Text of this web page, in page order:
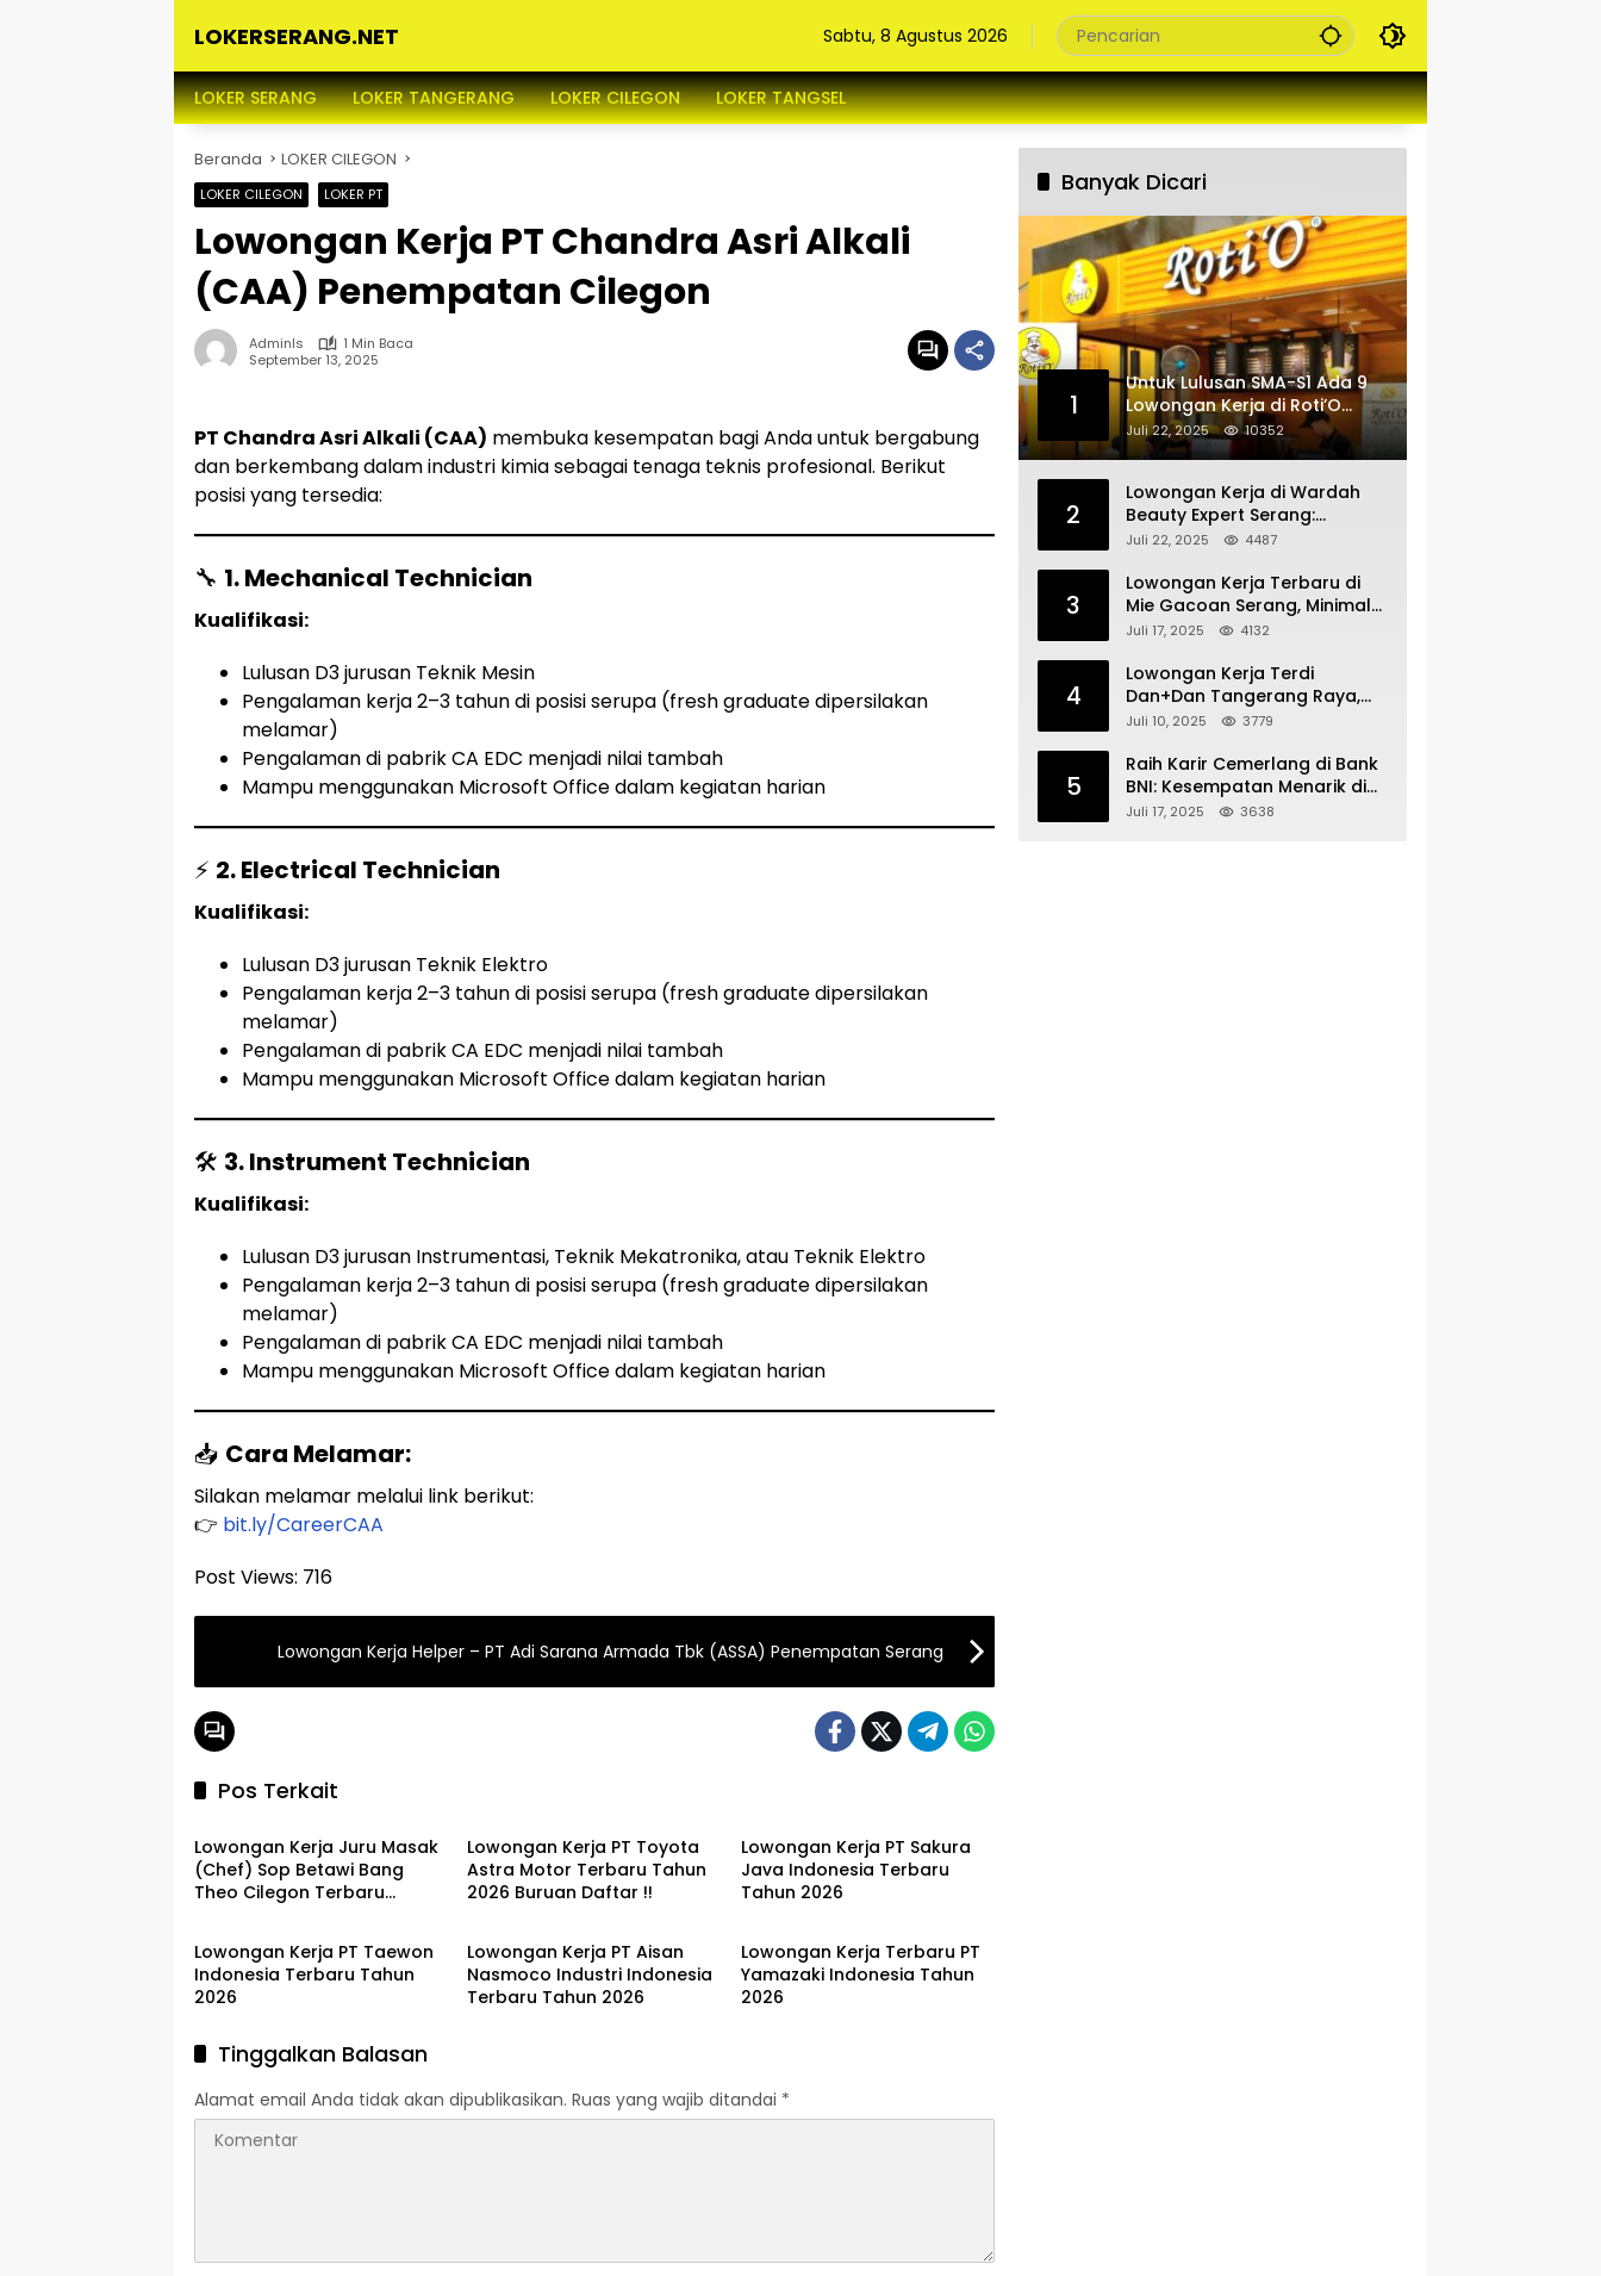
LOKERSERANG.NET
Lowongan
Kerja
dan
Sekitarnya
Sabtu, 8 Agustus 2026
LOKER SERANG LOKER TANGERANG LOKER CILEGON LOKER TANGSEL
Beranda LOKER CILEGON
LOKER CILEGON LOKER PT
Lowongan Kerja PT Chandra Asri Alkali
(CAA) Penempatan Cilegon
Adminls
1 Min Baca
September 13, 2025
PT Chandra Asri Alkali (CAA) membuka kesempatan bagi Anda untuk bergabung
dan berkembang dalam industri kimia sebagai tenaga teknis profesional. Berikut
posisi yang tersedia:
🔧 1. Mechanical Technician
Kualifikasi:
Lulusan D3 jurusan Teknik Mesin
Pengalaman kerja 2–3 tahun di posisi serupa (fresh graduate dipersilakan
melamar)
Pengalaman di pabrik CA EDC menjadi nilai tambah
Mampu menggunakan Microsoft Office dalam kegiatan harian
⚡ 2. Electrical Technician
Kualifikasi:
Lulusan D3 jurusan Teknik Elektro
Pengalaman kerja 2–3 tahun di posisi serupa (fresh graduate dipersilakan
melamar)
Pengalaman di pabrik CA EDC menjadi nilai tambah
Mampu menggunakan Microsoft Office dalam kegiatan harian
🛠️ 3. Instrument Technician
Kualifikasi:
Lulusan D3 jurusan Instrumentasi, Teknik Mekatronika, atau Teknik Elektro
Pengalaman kerja 2–3 tahun di posisi serupa (fresh graduate dipersilakan
melamar)
Pengalaman di pabrik CA EDC menjadi nilai tambah
Mampu menggunakan Microsoft Office dalam kegiatan harian
📥 Cara Melamar:
Silakan melamar melalui link berikut:
👉 bit.ly/CareerCAA
Post Views: 716
Lowongan Kerja Helper – PT Adi Sarana Armada Tbk (ASSA) Penempatan Serang
Pos Terkait
LOKER CILEGON
Lowongan Kerja Juru Masak
(Chef) Sop Betawi Bang
Theo Cilegon Terbaru
Lowongan Kerja PT Toyota
Astra Motor Terbaru Tahun
2026 Buruan Daftar !!
Lowongan Kerja PT Sakura
Java Indonesia Terbaru
Tahun 2026
JABODETABEK
Lowongan Kerja PT Taewon
Indonesia Terbaru Tahun
2026
JABODETABEK
Lowongan Kerja PT Aisan
Nasmoco Industri Indonesia
Terbaru Tahun 2026
JABODETABEK
Lowongan Kerja Terbaru PT
Yamazaki Indonesia Tahun
2026
Tinggalkan Balasan
Alamat email Anda tidak akan dipublikasikan. Ruas yang wajib ditandai *
Banyak Dicari
1
Untuk Lulusan SMA-S1 Ada 9
Lowongan Kerja di Roti’O
Penempatan Jabar, Banten
dan Jakarta
Juli 22, 2025 10352
2
Lowongan Kerja di Wardah
Beauty Expert Serang:
Bergabunglah dengan Tim
Juli 22, 2025 4487
3
Lowongan Kerja Terbaru di
Mie Gacoan Serang, Minimal
Lulusan SMA SMK Sederajat
Juli 17, 2025 4132
4
Lowongan Kerja Terdi
Dan+Dan Tangerang Raya,
Minimal Lulusan SMA SMK
Juli 10, 2025 3779
5
Raih Karir Cemerlang di Bank
BNI: Kesempatan Menarik di
Serang!
Juli 17, 2025 3638